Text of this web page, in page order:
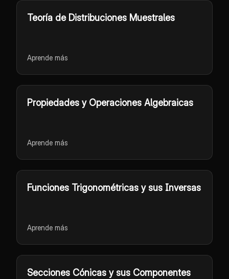
Teoría de Distribuciones Muestrales
Aprende más
Propiedades y Operaciones Algebraicas
Aprende más
Funciones Trigonométricas y sus Inversas
Aprende más
Secciones Cónicas y sus Componentes